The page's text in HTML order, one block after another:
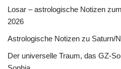
Losar – astrologische Notizen
2026
Astrologische Notizen zu Saturn/
Der universelle Traum, das GZ-